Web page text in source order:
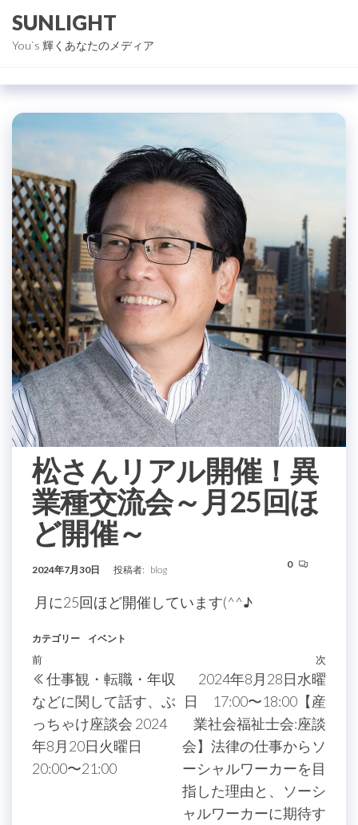
ン
に
ス
キ
ッ
プ
SUNLIGHT
You`s 輝くあなたのメディア
松さんリアル開催！異
業種交流会～月25回ほ
ど開催～
2024年7月30日 投稿者: blog 0
月に25回ほど開催しています(^^♪
カテゴリー イベント
投
稿
ナ
ビ
ゲ
過
去
の
投
稿
前
仕事観・転職・年収
などに関して話す、ぶ
っちゃけ座談会 2024
年8月20日火曜日
20:00〜21:00
次
投
次
2024年8月28日水曜
日 17:00〜18:00【産
業社会福祉士会:座談
会】法律の仕事からソ
ーシャルワーカーを目
指した理由と、ソーシ
ャルワーカーに期待す